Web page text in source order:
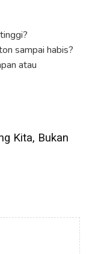
sampai habis?
atau
Kita, Bukan